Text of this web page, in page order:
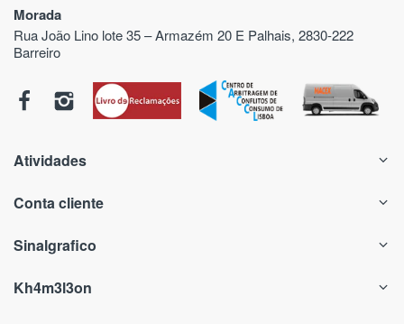
Morada
Rua João Lino lote 35 – Armazém 20 E Palhais, 2830-222
Barreiro
Atividades
Conta cliente
Sinalgrafico
Kh4m3l3on